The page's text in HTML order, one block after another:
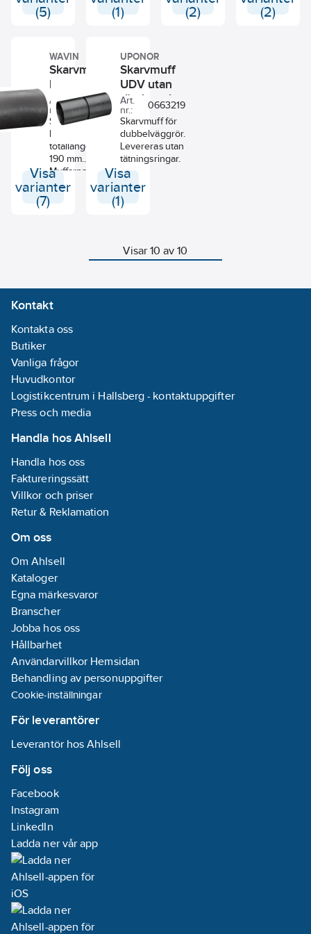
tätningsringar.
(5)
(1)
(2)
rör och
Snipp &
(2)
WAVIN
Skarvmuff
M
Art.
nr.: 0660472
Skarvmuff till
kabelrör
totallängd
190 mm.
Muffarna är
sandtäta, ej
Försedda
muffen sitter
Visa
varianter
(7)
UPONOR
Skarvmuff
UDV utan
tätningsring
Art.
nr.:
0663219
Skarvmuff för
dubbelväggrör.
Levereras utan
tätningsringar.
Visa
varianter
(1)
Visar 10 av 10
Kontakt
Kontakta oss
Butiker
Vanliga frågor
Huvudkontor
Logistikcentrum i Hallsberg - kontaktuppgifter
Press och media
Handla hos Ahlsell
Handla hos oss
Faktureringssätt
Villkor och priser
Retur & Reklamation
Om oss
Om Ahlsell
Kataloger
Egna märkesvaror
Branscher
Jobba hos oss
Hållbarhet
Användarvillkor Hemsidan
Behandling av personuppgifter
Cookie-inställningar
För leverantörer
Leverantör hos Ahlsell
Följ oss
Facebook
Instagram
LinkedIn
Ladda ner vår app